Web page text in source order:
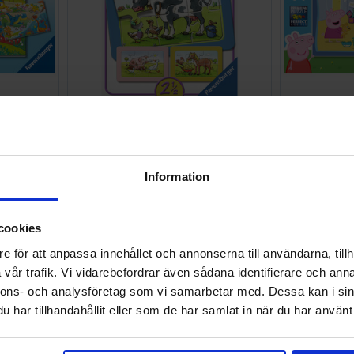
Information
för att anpassa innehållet och annonserna till användarna,
trafik. Vi vidarebefordrar även sådana identifierare och
och analysföretag som vi samarbetar med. Dessa kan i
har tillhandahållit eller som de har samlat in när du har
Väntas in: 98 SEK
Greta
94 SEK
familjen - Hitta
- din ultimata pusseldestination! Oavsett om du letar efter
Med ett stort urval från välkända varumärken som Ravensburger
breda sortiment av pussel